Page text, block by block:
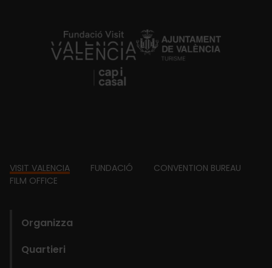
https://fundacion.visitvalencia.com/
Footer
VISIT VALENCIA FUNDACIÓ
CONVENTION BUREAU
FILM OFFICE
Organizza
Quartieri